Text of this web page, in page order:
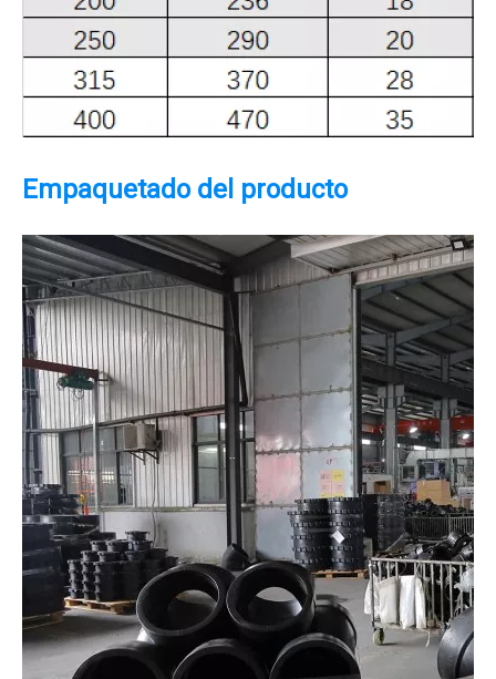
Empaquetado del producto